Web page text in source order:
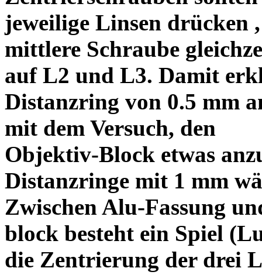
jeweilige Linsen drücken
mittlere Schraube
auf L2 und L3. Damit
Distanzring von 0.5 mm
mit dem Versuch, den
Objektiv-Block etwas
Distanzringe mit 1 mm
Zwischen Alu-Fassung
block besteht ein Spiel
die Zentrierung der drei